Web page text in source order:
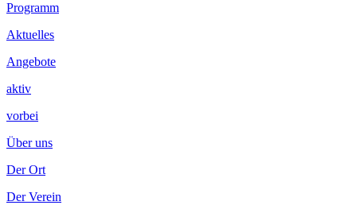
Programm
Aktuelles
Angebote
aktiv
vorbei
Über uns
Der Ort
Der Verein